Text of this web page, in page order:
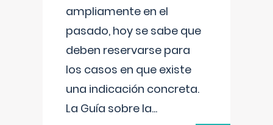
ampliamente en el
pasado, hoy se sabe que
deben reservarse para
los casos en que existe
una indicación concreta.
La Guía sobre la...